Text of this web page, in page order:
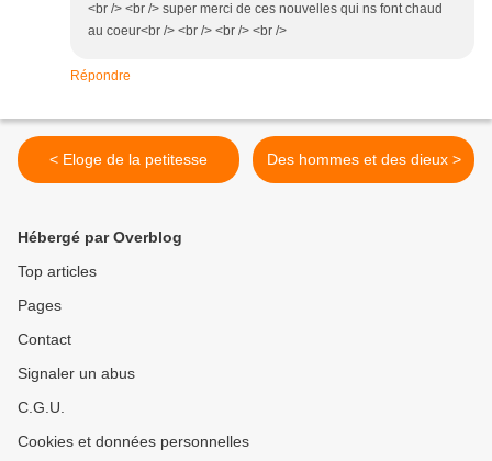
<br /> <br /> super merci de ces nouvelles qui ns font chaud
au coeur<br /> <br /> <br /> <br />
Répondre
< Eloge de la petitesse Des hommes et des dieux >
Hébergé par Overblog
Top articles
Pages
Contact
Signaler un abus
C.G.U.
Cookies et données personnelles